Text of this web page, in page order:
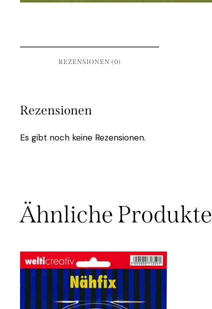
REZENSIONEN (0)
Rezensionen
Es gibt noch keine Rezensionen.
Ähnliche Produkte